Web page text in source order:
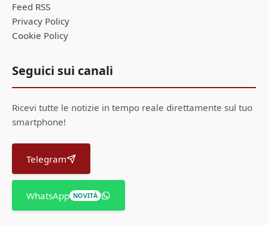
Feed RSS
Privacy Policy
Cookie Policy
Seguici sui canali
Ricevi tutte le notizie in tempo reale direttamente sul tuo
smartphone!
Telegram
WhatsApp NOVITÀ